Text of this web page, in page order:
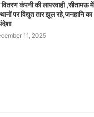
वितरण कंपनी की लापरवाही ,सीतामऊ में
पर विद्युत तार झूल रहे,जनहानि का
11, 2025